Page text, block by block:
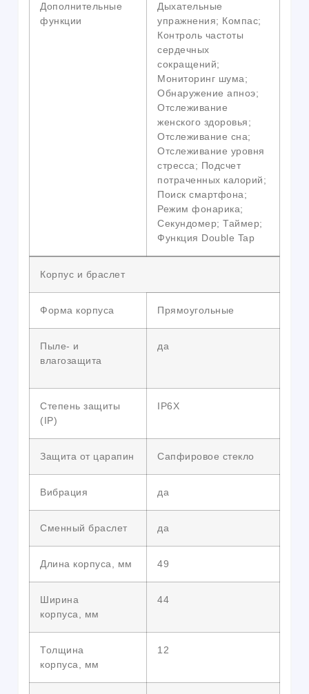
Дополнительные
функции
Дыхательные
упражнения; Компас;
Контроль частоты
сердечных
сокращений;
Мониторинг шума;
Обнаружение апноэ;
Отслеживание
женского здоровья;
Отслеживание сна;
Отслеживание уровня
стресса; Подсчет
потраченных калорий;
Поиск смартфона;
Режим фонарика;
Секундомер; Таймер;
Функция Double Tap
Корпус и браслет
Форма корпуса Прямоугольные
Пыле- и
влагозащита
да
Степень защиты
(IP)
IP6X
Защита от царапин Сапфировое стекло
Вибрация да
Сменный браслет да
Длина корпуса, мм 49
Ширина
корпуса, мм
44
Толщина
корпуса, мм
12